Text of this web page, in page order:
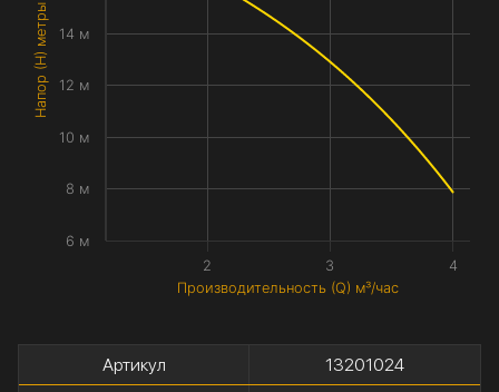
Производительность (Q) м³/час
Напор (H) метры
2 3 4
6 м
8 м
10 м
12 м
14 м
Артикул
13201024